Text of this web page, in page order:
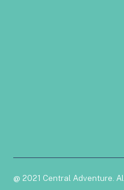
@ 2021 Central Adventure.